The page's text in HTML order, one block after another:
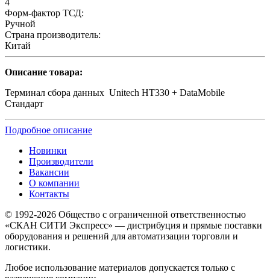
Форм-фактор ТСД:
Ручной
Страна производитель:
Китай
Описание товара:
Терминал сбора данных Unitech HT330 + DataMobile
Стандарт
Подробное описание
Новинки
Производители
Вакансии
О компании
Контакты
© 1992-2026 Общество с ограниченной ответственностью
«СКАН СИТИ Экспресс» — дистрибуция и прямые поставки
оборудования и решений для автоматизации торговли и
логистики.
Любое использование материалов допускается только с